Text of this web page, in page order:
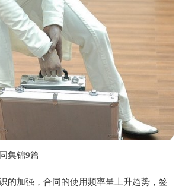
集锦9篇
的加强，合同的使用频率呈上升趋势，签